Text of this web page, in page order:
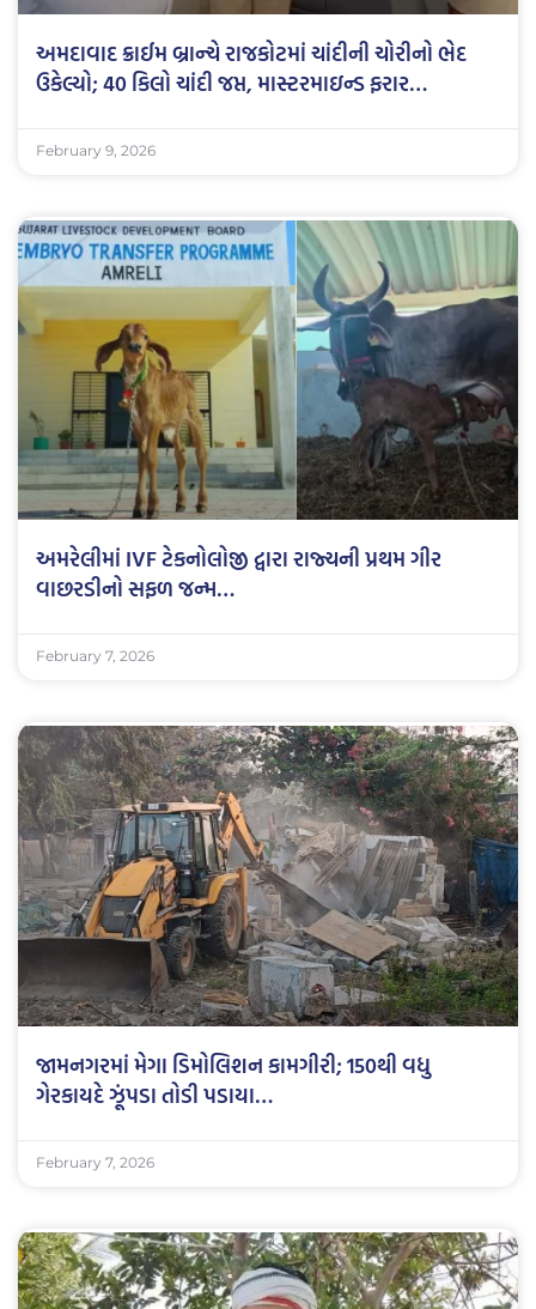
અમદાવાદ ક્રાઈમ બ્રાન્ચે રાજકોટમાં ચાંદીની ચોરીનો ભેદ
ઉકેલ્યો; 40 કિલો ચાંદી જપ્ત, માસ્ટરમાઇન્ડ ફરાર…
February 9, 2026
અમરેલીમાં IVF ટેકનોલોજી દ્વારા રાજ્યની પ્રથમ ગીર
વાછરડીનો સફળ જન્મ…
February 7, 2026
જામનગરમાં મેગા ડિમોલિશન કામગીરી; 150થી વધુ
ગેરકાયદે ઝૂંપડા તોડી પડાયા…
February 7, 2026